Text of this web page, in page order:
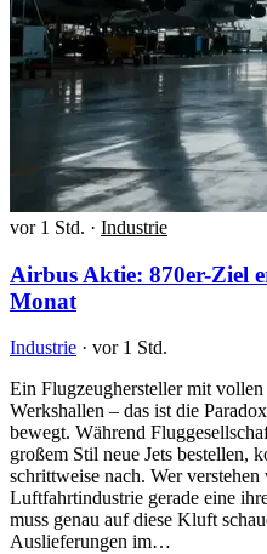
vor 1 Std. · Industrie
Airbus Aktie: 870er-Ziel
Monat
Industrie · vor 1 Std.
Ein Flugzeughersteller mit
Werkshallen – das ist die
bewegt. Während
großem Stil neue Jets bestellen,
schrittweise nach. Wer
Luftfahrtindustrie gerade eine
muss genau auf diese Kluft
Auslieferungen im…